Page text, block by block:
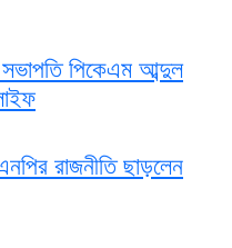
সভাপতি পিকেএম আব্দুল
রাজনীতি ছাড়লেন